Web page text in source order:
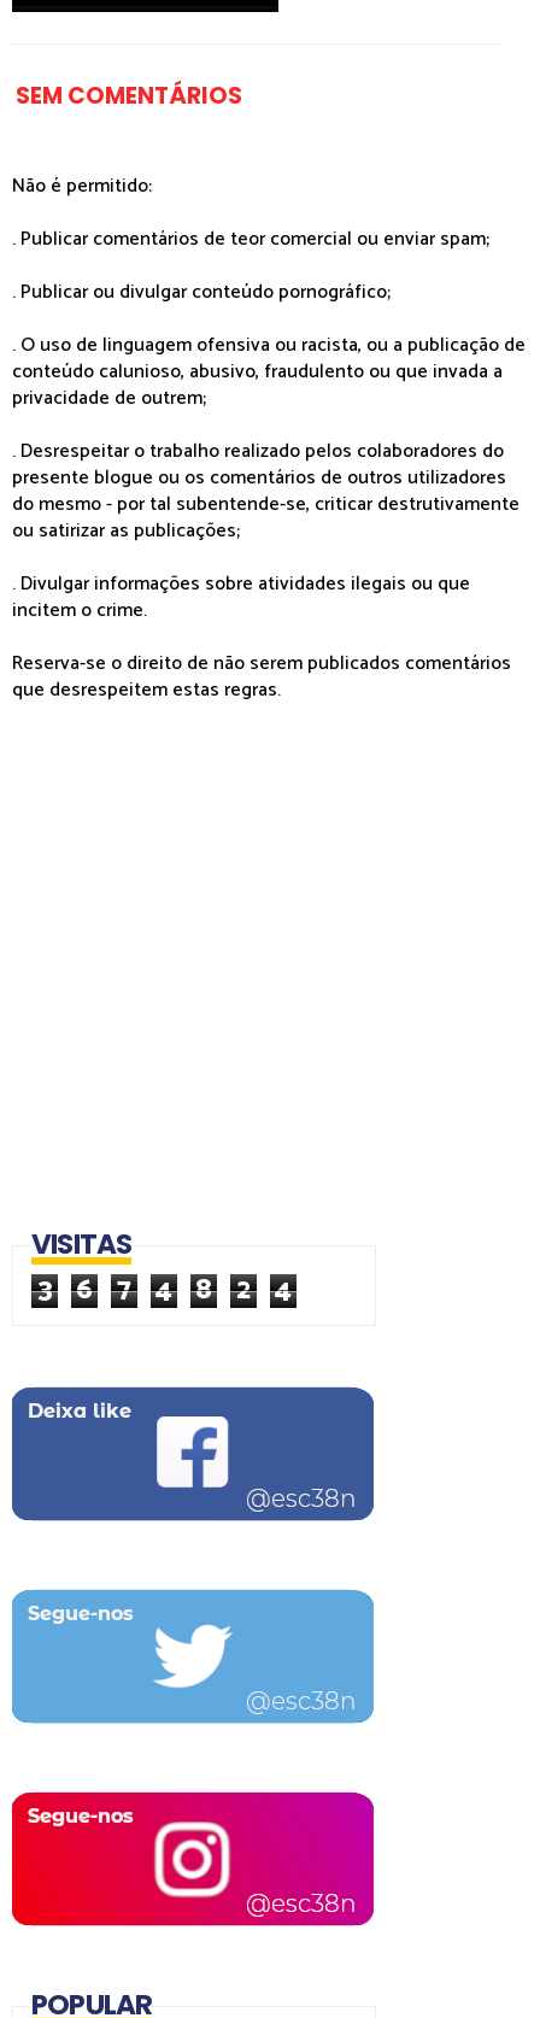
SEM COMENTÁRIOS
Não é permitido:
. Publicar comentários de teor comercial ou enviar spam;
. Publicar ou divulgar conteúdo pornográfico;
. O uso de linguagem ofensiva ou racista, ou a publicação de
conteúdo calunioso, abusivo, fraudulento ou que invada a
privacidade de outrem;
. Desrespeitar o trabalho realizado pelos colaboradores do
presente blogue ou os comentários de outros utilizadores
do mesmo - por tal subentende-se, criticar destrutivamente
ou satirizar as publicações;
. Divulgar informações sobre atividades ilegais ou que
incitem o crime.
Reserva-se o direito de não serem publicados comentários
que desrespeitem estas regras.
VISITAS
3 6 7 4 8 2 4
POPULAR